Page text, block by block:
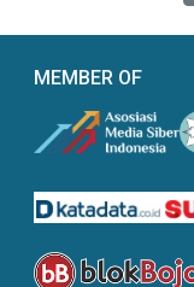
MEMBER OF